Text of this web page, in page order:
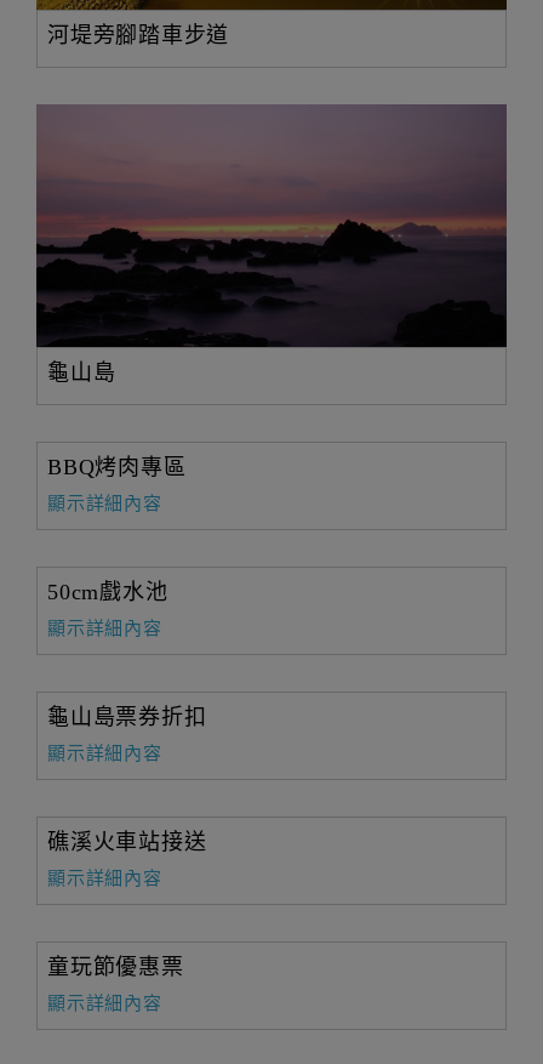
河堤旁腳踏車步道
龜山島
BBQ烤肉專區
顯示詳細內容
50cm戲水池
顯示詳細內容
龜山島票券折扣
顯示詳細內容
礁溪火車站接送
顯示詳細內容
童玩節優惠票
顯示詳細內容